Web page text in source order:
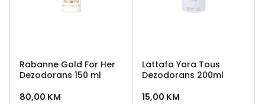
Rabanne Gold For Her
Dezodorans 150 ml
80,00 KM
Lattafa Yara Tous
Dezodorans 200ml
15,00 KM